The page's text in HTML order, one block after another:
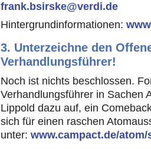
frank.bsirske@verdi.de
Hintergrundinformationen:
3. Unterzeichne den
Verhandlungsführer!
Noch ist nichts beschlossen.
Verhandlungsführer in Sachen
Lippold dazu auf, ein
sich für einen raschen
unter: www.campact.de/